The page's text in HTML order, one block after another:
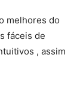
melhores do
fáceis de
, assim